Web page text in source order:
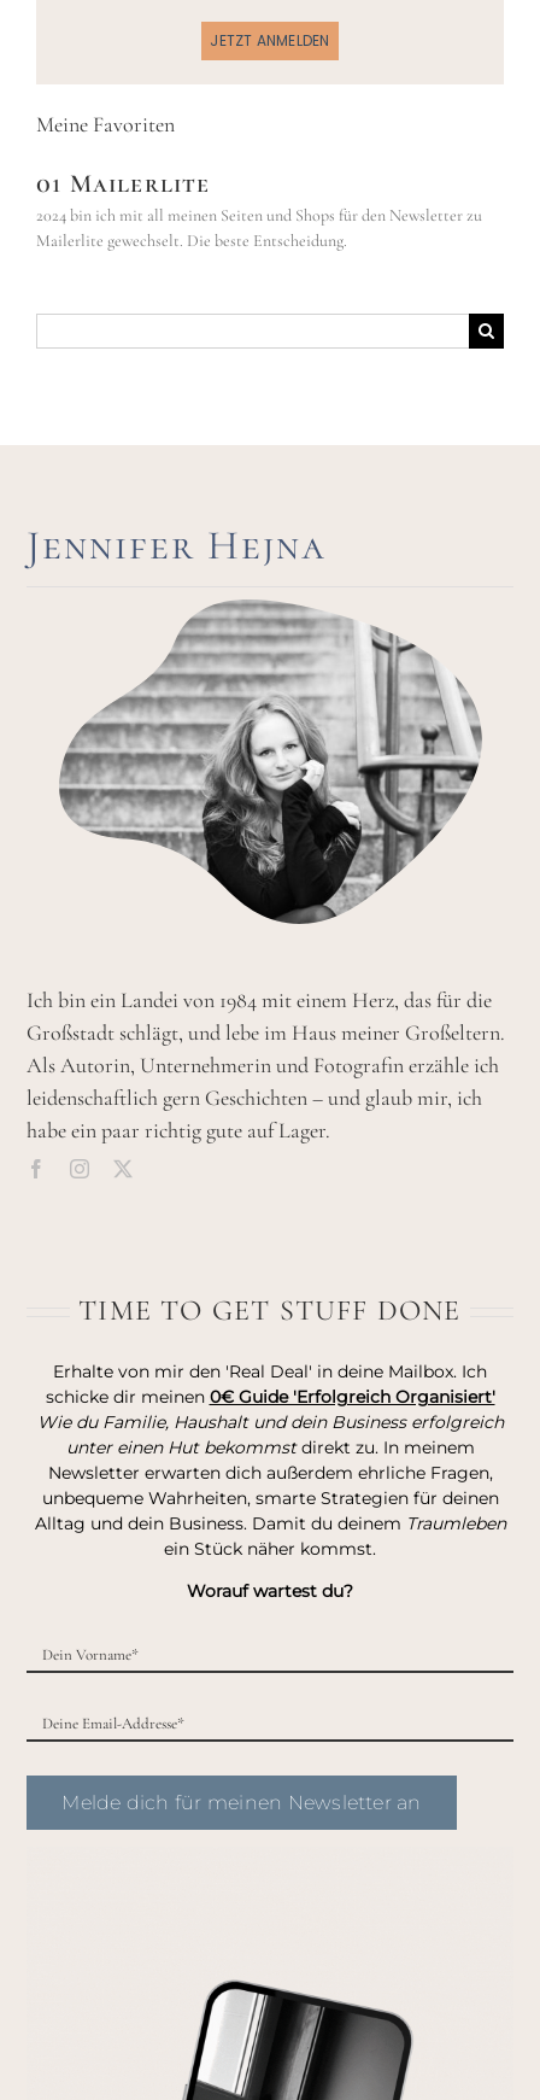
JETZT ANMELDEN
Meine Favoriten
01 Mailerlite
2024 bin ich mit all meinen Seiten und Shops für den Newsletter zu
Mailerlite gewechselt. Die beste Entscheidung.
nach:
Jennifer Hejna
Ich bin ein Landei von 1984 mit einem Herz, das für die
Großstadt schlägt, und lebe im Haus meiner Großeltern.
Als Autorin, Unternehmerin und Fotografin erzähle ich
leidenschaftlich gern Geschichten – und glaub mir, ich
habe ein paar richtig gute auf Lager.
TIME TO GET STUFF DONE
Erhalte von mir den 'Real Deal' in deine Mailbox. Ich
schicke dir meinen 0€ Guide 'Erfolgreich Organisiert'
Wie du Familie, Haushalt und dein Business erfolgreich
unter einen Hut bekommstdirekt zu. In meinem
Newsletter erwarten dich außerdem ehrliche Fragen,
unbequeme Wahrheiten, smarte Strategien für deinen
Alltag und dein Business. Damit du deinem Traumleben
ein Stück näher kommst.
Worauf wartest du?
Melde dich für meinen Newsletter an